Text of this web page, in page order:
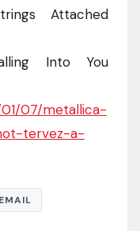
Attached
Into You
07/metallica-
tervez-a-
EMAIL